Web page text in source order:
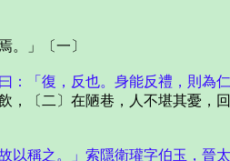
」〔一〕
：「復，反也。身能反禮，則為仁
〔二〕在陋巷，人不堪其憂，
以稱之。」索隱衛瓘字伯玉，晉